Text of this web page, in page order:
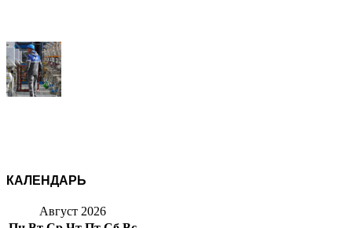
КАЛЕНДАРЬ
Август 2026